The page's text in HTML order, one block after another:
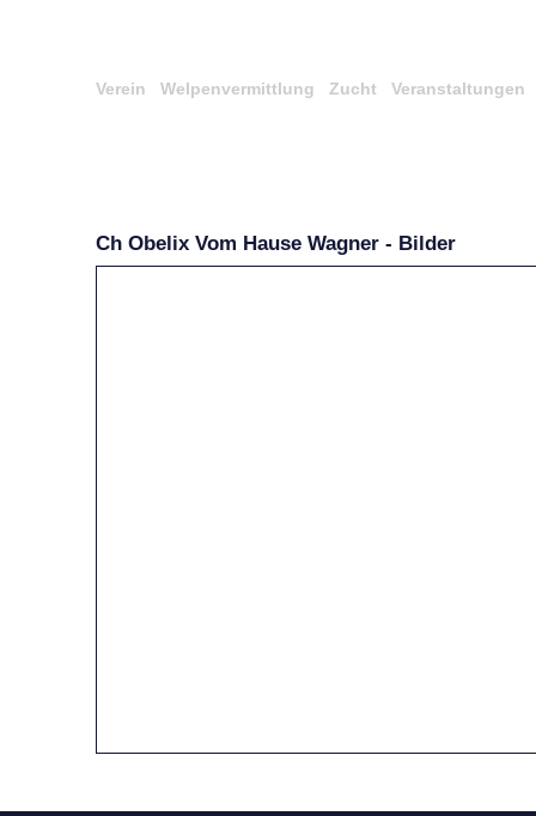
Verein Welpenvermittlung Zucht Veranstaltungen
Ch Obelix Vom Hause Wagner - Bilder